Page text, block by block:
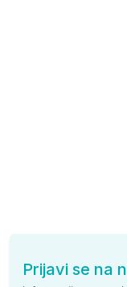
Prijavi se na